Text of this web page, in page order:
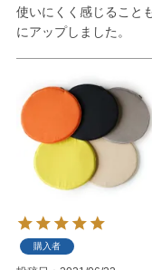
使いにくく感じること
にアップしました。
購入者